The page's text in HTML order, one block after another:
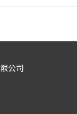
公司